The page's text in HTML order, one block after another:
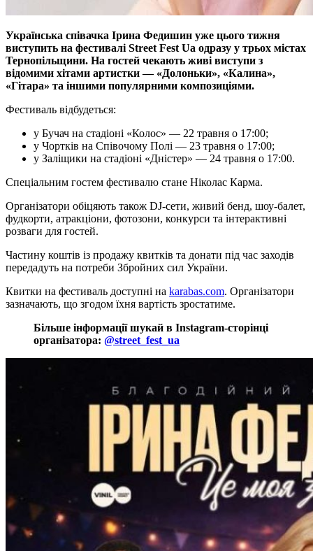
Українська співачка Ірина Федишин уже цього тижня
виступить на фестивалі Street Fest Ua одразу у трьох містах
Тернопільщини. На гостей чекають живі виступи з
відомими хітами артистки — «Долоньки», «Калина»,
«Гітара» та іншими популярними композиціями.
Фестиваль відбудеться:
у Бучач на стадіоні «Колос» — 22 травня о 17:00;
у Чортків на Співочому Полі — 23 травня о 17:00;
у Заліщики на стадіоні «Дністер» — 24 травня о 17:00.
Спеціальним гостем фестивалю стане Ніколас Карма.
Організатори обіцяють також DJ-сети, живий бенд, шоу-балет,
фудкорти, атракціони, фотозони, конкурси та інтерактивні
розваги для гостей.
Частину коштів із продажу квитків та донати під час заходів
передадуть на потреби Збройних сил України.
Квитки на фестиваль доступні на karabas.com. Організатори
зазначають, що згодом їхня вартість зростатиме.
Більше інформації шукай в Instagram-сторінці
організатора: @street_fest_ua